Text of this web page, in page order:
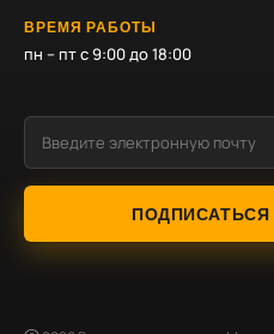
ВРЕМЯ РАБОТЫ
пн – пт с 9:00 до 18:00